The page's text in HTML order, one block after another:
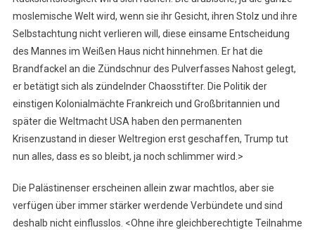
moslemische Welt wird, wenn sie ihr Gesicht, ihren Stolz und ihre
Selbstachtung nicht verlieren will, diese einsame Entscheidung
des Mannes im Weißen Haus nicht hinnehmen. Er hat die
Brandfackel an die Zündschnur des Pulverfasses Nahost gelegt,
er betätigt sich als zündelnder Chaosstifter. Die Politik der
einstigen Kolonialmächte Frankreich und Großbritannien und
später die Weltmacht USA haben den permanenten
Krisenzustand in dieser Weltregion erst geschaffen, Trump tut
nun alles, dass es so bleibt, ja noch schlimmer wird.>
Die Palästinenser erscheinen allein zwar machtlos, aber sie
verfügen über immer stärker werdende Verbündete und sind
deshalb nicht einflusslos. <Ohne ihre gleichberechtigte Teilnahme